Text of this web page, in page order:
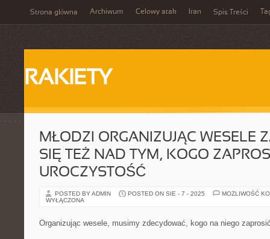
Strona główna Archiwum Celowy atak Iran Spis Treści
RAKIETY
MŁODZI ORGANIZUJĄC WESELE
SIĘ TEŻ NAD TYM, KOGO
UROCZYSTOŚĆ
POSTED BY ADMIN POSTED ON SIE - 7 - 2025
MOŻLIWOŚĆ
WYŁĄCZONA
Organizując wesele, musimy zdecydować, kogo na niego